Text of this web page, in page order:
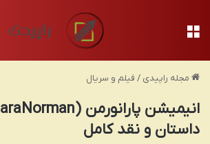
مجله راپیدی / فیلم و سریال
داستان و نقد کامل